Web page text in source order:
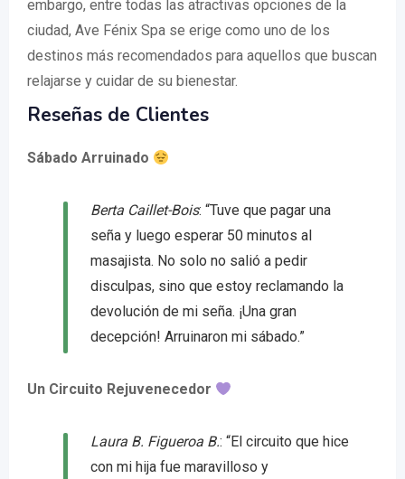
embargo, entre todas las atractivas opciones de la
ciudad, Ave Fénix Spa se erige como uno de los
destinos más recomendados para aquellos que buscan
relajarse y cuidar de su bienestar.
Reseñas de Clientes
Sábado Arruinado
Berta Caillet-Bois: “Tuve que pagar una
seña y luego esperar 50 minutos al
masajista. No solo no salió a pedir
disculpas, sino que estoy reclamando la
devolución de mi seña. ¡Una gran
decepción! Arruinaron mi sábado.”
Un Circuito Rejuvenecedor
Laura B. Figueroa B.: “El circuito que hice
con mi hija fue maravilloso y